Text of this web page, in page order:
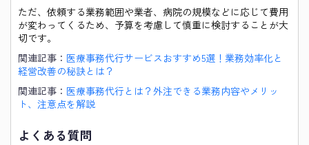
ただ、依頼する業務範囲や業者、病院の規模などに応じて費用
が変わってくるため、予算を考慮して慎重に検討することが大
切です。
関連記事： 医療事務代行サービスおすすめ5選！業務効率化と
経営改善の秘訣とは？
関連記事： 医療事務代行とは？外注できる業務内容やメリッ
ト、注意点を解説
よくある質問